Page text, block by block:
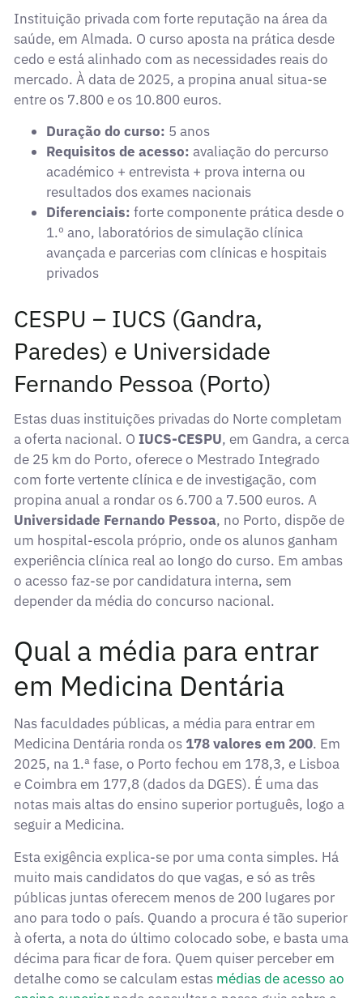
Instituição privada com forte reputação na área da
saúde, em Almada. O curso aposta na prática desde
cedo e está alinhado com as necessidades reais do
mercado. À data de 2025, a propina anual situa-se
entre os 7.800 e os 10.800 euros.
Duração do curso: 5 anos
Requisitos de acesso: avaliação do percurso
académico + entrevista + prova interna ou
resultados dos exames nacionais
Diferenciais: forte componente prática desde o
1.º ano, laboratórios de simulação clínica
avançada e parcerias com clínicas e hospitais
privados
CESPU – IUCS (Gandra,
Paredes) e Universidade
Fernando Pessoa (Porto)
Estas duas instituições privadas do Norte completam
a oferta nacional. O IUCS-CESPU, em Gandra, a cerca
de 25 km do Porto, oferece o Mestrado Integrado
com forte vertente clínica e de investigação, com
propina anual a rondar os 6.700 a 7.500 euros. A
Universidade Fernando Pessoa, no Porto, dispõe de
um hospital-escola próprio, onde os alunos ganham
experiência clínica real ao longo do curso. Em ambas
o acesso faz-se por candidatura interna, sem
depender da média do concurso nacional.
Qual a média para entrar
em Medicina Dentária
Nas faculdades públicas, a média para entrar em
Medicina Dentária ronda os 178 valores em 200. Em
2025, na 1.ª fase, o Porto fechou em 178,3, e Lisboa
e Coimbra em 177,8 (dados da DGES). É uma das
notas mais altas do ensino superior português, logo a
seguir a Medicina.
Esta exigência explica-se por uma conta simples. Há
muito mais candidatos do que vagas, e só as três
públicas juntas oferecem menos de 200 lugares por
ano para todo o país. Quando a procura é tão superior
à oferta, a nota do último colocado sobe, e basta uma
décima para ficar de fora. Quem quiser perceber em
detalhe como se calculam estas médias de acesso ao